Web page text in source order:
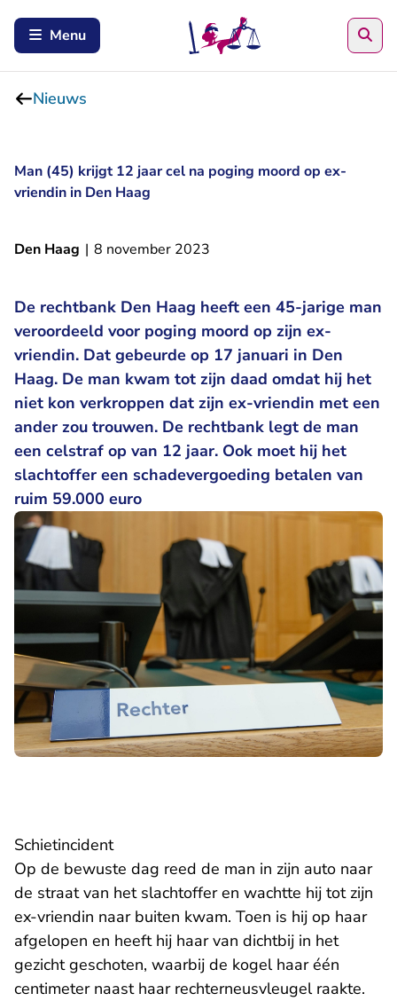
Menu
Nieuws
Man (45) krijgt 12 jaar cel na poging moord op ex-
vriendin in Den Haag
Den Haag | 8 november 2023
De rechtbank Den Haag heeft een 45-jarige man
veroordeeld voor poging moord op zijn ex-
vriendin. Dat gebeurde op 17 januari in Den
Haag. De man kwam tot zijn daad omdat hij het
niet kon verkroppen dat zijn ex-vriendin met een
ander zou trouwen. De rechtbank legt de man
een celstraf op van 12 jaar. Ook moet hij het
slachtoffer een schadevergoeding betalen van
ruim 59.000 euro
Schietincident
Op de bewuste dag reed de man in zijn auto naar
de straat van het slachtoffer en wachtte hij tot zijn
ex-vriendin naar buiten kwam. Toen is hij op haar
afgelopen en heeft hij haar van dichtbij in het
gezicht geschoten, waarbij de kogel haar één
centimeter naast haar rechterneusvleugel raakte.